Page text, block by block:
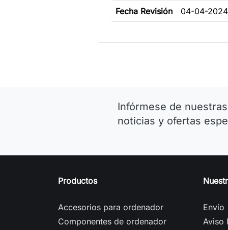
Fecha Revisión 04-04-
Infórmese de
noticias y ofertas
Productos
Accesorios para ordenador
Componentes de ordenador
Envío
Aviso